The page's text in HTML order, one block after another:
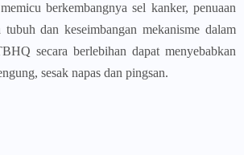
berkembangnya sel kanker, penuaan
dan keseimbangan mekanisme dalam
secara berlebihan dapat menyebabkan
sesak napas dan pingsan.